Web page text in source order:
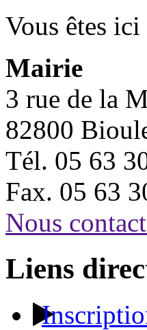
Vous êtes ici
Mairie
3 rue de la
82800
Tél. 05 63
Fax. 05 63
Nous
Liens